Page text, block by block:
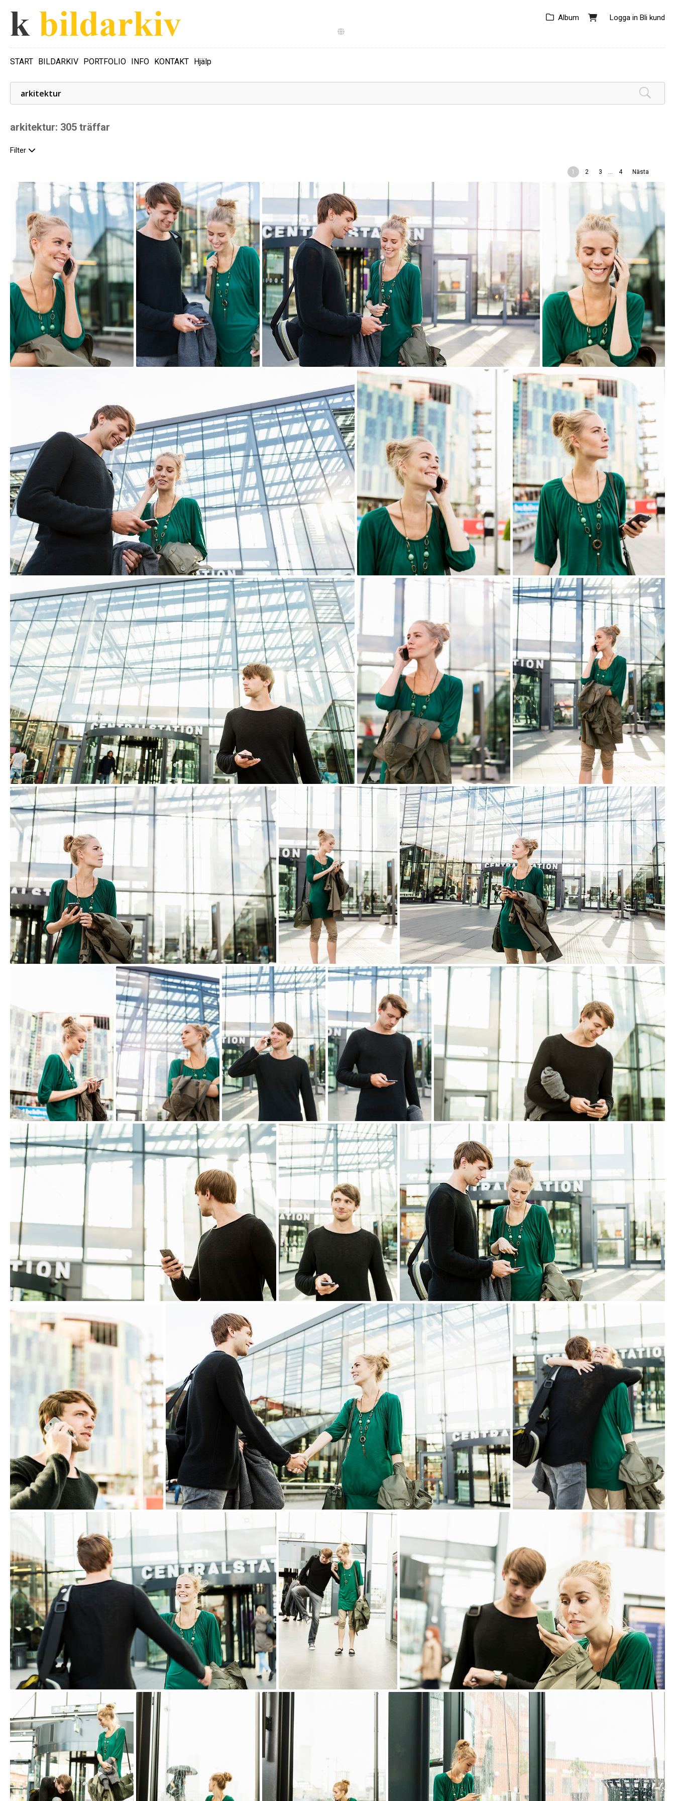
Logga in Bli kund
Album
START BILDARKIV PORTFOLIO INFO KONTAKT Hjälp
arkitektur: 305 träffar
Filter
1 2 3 ... 4 Nästa